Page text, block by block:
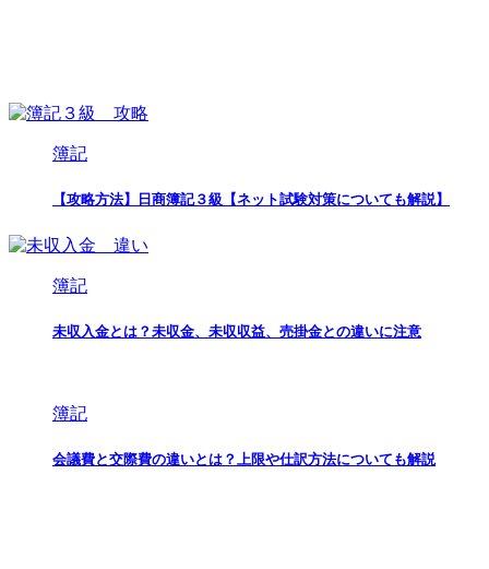
簿記
【攻略方法】日商簿記３級【ネット試験対策についても解説】
簿記
未収入金とは？未収金、未収収益、売掛金との違いに注意
簿記
会議費と交際費の違いとは？上限や仕訳方法についても解説